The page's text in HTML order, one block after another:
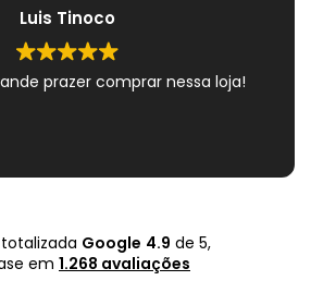
Luis Tinoco
prazer comprar nessa loja!
Google 4.9 de 5,
em 1.268 avaliações